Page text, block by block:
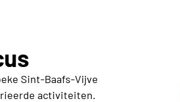
Sint-Baafs-Vijve
activiteiten.